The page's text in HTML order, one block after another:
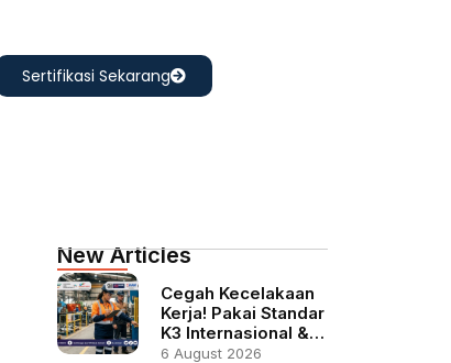
Sertifikasi Sekarang
New Articles
Cegah Kecelakaan
Kerja! Pakai Standar
K3 Internasional &…
6 August 2026